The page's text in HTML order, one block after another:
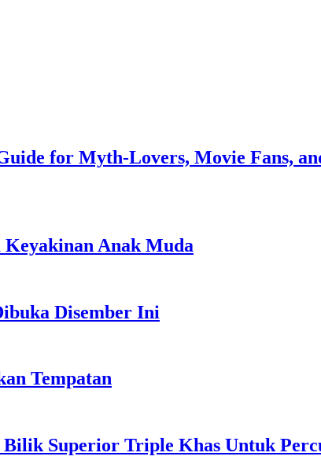
for Myth-Lovers, Movie Fans,
Keyakinan Anak Muda
Disember Ini
Tempatan
Bilik Superior Triple Khas Untuk